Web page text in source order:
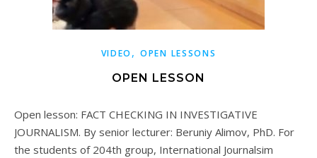
VIDEO ,OPEN LESSONS
OPEN LESSON
Open lesson: FACT CHECKING IN INVESTIGATIVE
JOURNALISM. By senior lecturer: Beruniy Alimov, PhD. For
the students of 204th group, International Journalsim